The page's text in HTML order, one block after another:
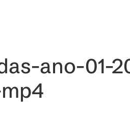
ano-01-